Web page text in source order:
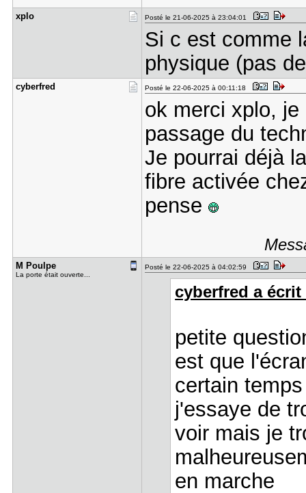
xplo Posté le 21-06-2025 à 23:04:01
Si c est comme
physique (pas
cyberfred Posté le 22-06-2025 à 00:11:18
ok merci xplo, je
passage du
Je pourrai déjà
fibre activée
pense
M Poulpe
La porte était ouverte...
Posté le 22-06-2025 à 04:02:59
cyberfred a écrit
petite
est que
certain
j'essaye de
voir mais je
en marche